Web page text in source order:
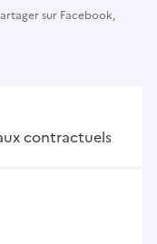
sur Facebook,
contractuels